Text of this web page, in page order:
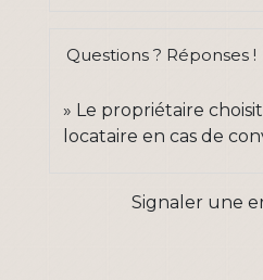
Questions ? Réponses !
Le propriétaire
locataire en cas de
Signaler une